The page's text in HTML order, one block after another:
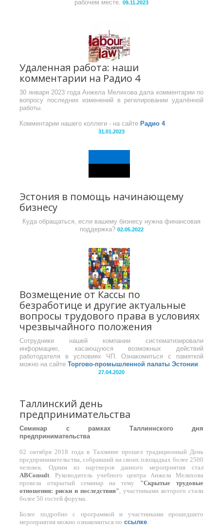
рабочем месте. 09.11.2023
Удаленная работа: наши
комментарии на Радио 4
30 января 2023 года Анжела Мелихова дала комментарии по
вопросу последних изменений в регилировании удалённой
работы.
Комментарии нашего коллеги - на сайте Радио 4.
31.01.2023
Эстония в помощь начинающему
бизнесу
Куда обращаться, если вашему бизнесу нужна финансовая
поддержка? 02.05.2022
Возмещение от Кассы по
безработице и другие актуальные
вопросы трудового права в условиях
чрезвычайного положения
Сотрудники нашей компании систематизировали
информацию, касающуюся возможных действий
работодателя в условиях ЧП. Ознакомиться с памяткой
можно на сайте Торгово-промышленной палаты Эстонии.
27.04.2020
Таллинский день
предпринимательства
Семинар с рамках Таллиннского дня
предпринимательства
02 октября 2018 года в Таллинне прошел традиционный День
предпринимательства, собравший на своих площадках более 2500
человек. Одним из партнеров данного мероприятия стал
ABConsult. Руководитель учебного центра Анжела Мелихова
провела открытый семинар на тему "Скрытые трудовые
отношения: риски и последствия", участниками которого стали
более 50 гостей форума.
Более подробно с программой и участниками прошедшего
мероприятия можно ознакомиться по ссылке.